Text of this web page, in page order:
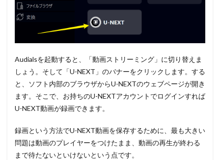
Audialsを起動すると、「動画ストリーミング」に切り替えま
しょう。そして「U-NEXT」のバナーをクリックします。する
と、ソフト内部のブラウザからU-NEXTのウェブページが開き
ます。そこで、お持ちのU-NEXTアカウントでログインすれば
U-NEXT動画が録画できます。
録画という方法でU-NEXT動画を保存するために、最も大きい
問題は動画のプレイヤーをつけたまま、動画の再生が終わる
まで待たないといけないという点です。